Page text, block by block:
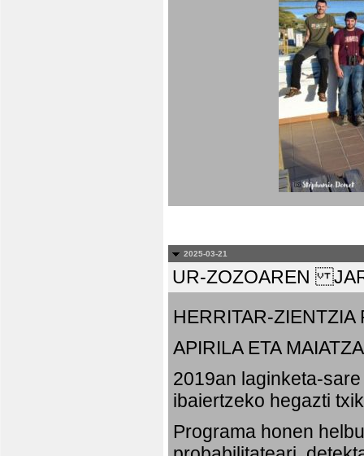
2025-03-21
UR-ZOZOAREN
HERRITAR-ZIENTZIA
APIRILA ETA
2019an laginketa-
ibaiertzeko hegazti
Programa honen